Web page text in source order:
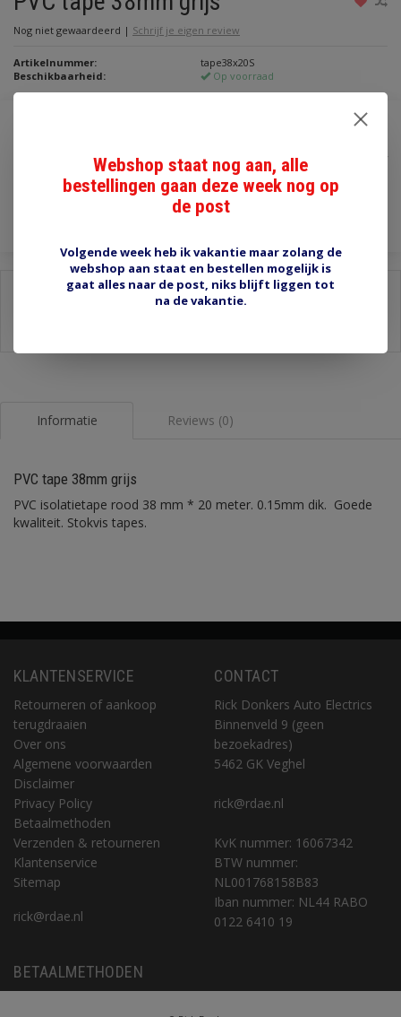
Nog niet gewaardeerd | Schrijf je eigen review
Artikelnummer:
tape38x20S
Beschikbaarheid:
Op voorraad
Toevoegen aan winkelwagen
Informatie Reviews (0)
PVC tape 38mm grijs
PVC isolatietape rood 38 mm * 20 meter. 0.15mm dik. Goede
kwaliteit. Stokvis tapes.
KLANTENSERVICE
Retourneren of aankoop
terugdraaien
Over ons
Algemene voorwaarden
Disclaimer
Privacy Policy
Betaalmethoden
Verzenden & retourneren
Klantenservice
Sitemap
rick@rdae.nl
CONTACT
Rick Donkers Auto Electrics
Binnenveld 9 (geen
bezoekadres)
5462 GK Veghel
rick@rdae.nl
KvK nummer: 16067342
BTW nummer:
NL001768158B83
Iban nummer: NL44 RABO
0122 6410 19
BETAALMETHODEN
Webshop staat nog aan, alle
bestellingen gaan deze week nog op
de post
Volgende week heb ik vakantie maar zolang de
webshop aan staat en bestellen mogelijk is
gaat alles naar de post, niks blijft liggen tot
na de vakantie.